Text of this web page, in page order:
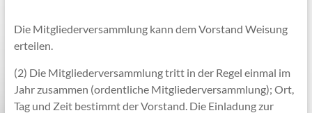
Die Mitgliederversammlung kann dem Vorstand Weisung
erteilen.
(2) Die Mitgliederversammlung tritt in der Regel einmal im
Jahr zusammen (ordentliche Mitgliederversammlung); Ort,
Tag und Zeit bestimmt der Vorstand. Die Einladung zur